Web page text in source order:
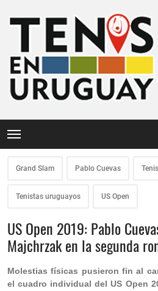
Grand Slam Pablo Cuevas
Tenistas uruguayos US Open
US Open 2019: Pablo
Majchrzak en la segunda
Molestias físicas pusieron fin al
el cuadro individual del US Open